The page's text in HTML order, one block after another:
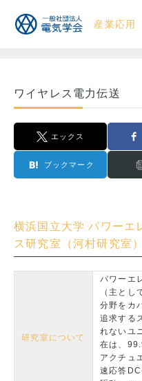
産業応用
ワイヤレス電力伝送
エックス
ブックマーク
横浜国立大学 パワーエ
ス研究室（河村研究室）
研究室について
パワーエ
（主と
分野をカ
追求する
れないユ
在は、
アクチュ
速応答